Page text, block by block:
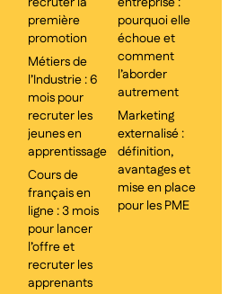
première
promotion
Métiers de
l’Industrie : 6
mois pour
recruter les
jeunes en
apprentissage
Cours de
français en
ligne : 3 mois
pour lancer
l’offre et
recruter les
apprenants
pourquoi elle
échoue et
comment
l’aborder
autrement
Marketing
externalisé :
définition,
avantages et
mise en place
pour les PME